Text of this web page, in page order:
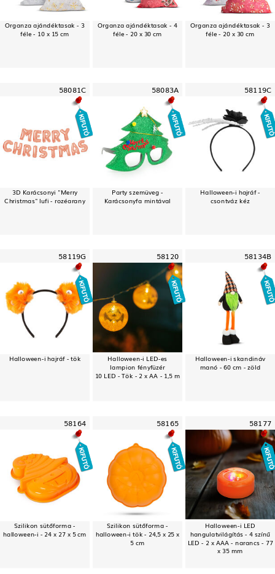
Organza ajándéktasak - 3
féle - 10 x 15 cm
Organza ajándéktasak - 4
féle - 20 x 30 cm
Organza ajándéktasak - 3
féle - 20 x 30 cm
58081C
3D Karácsonyi "Merry
Christmas" lufi - rozéarany
58083A
Party szemüveg -
Karácsonyfa mintával
58119C
Halloween-i hajráf -
csontváz kéz
58119G
Halloween-i hajráf - tök
58120
Halloween-i LED-es
lampion fényfüzér
10 LED - Tök - 2 x AA - 1,5 m
58134B
Halloween-i skandináv
manó - 60 cm - zöld
58164
Szilikon sütőforma -
halloween-i - 24 x 27 x 5 cm
58165
Szilikon sütőforma -
halloween-i tök - 24,5 x 25 x
5 cm
58177
Halloween-i LED
hangulatvilágítás - 4 színű
LED - 2 x AAA - narancs - 77
x 35 mm